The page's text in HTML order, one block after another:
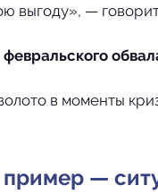
выгоду», —
в моменты
—